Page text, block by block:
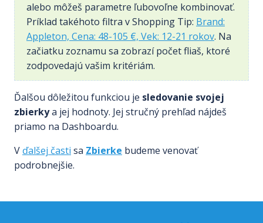
alebo môžeš parametre ľubovoľne kombinovať.
Príklad takéhoto filtra v Shopping Tip: Brand:
Appleton, Cena: 48-105 €, Vek: 12-21 rokov. Na
začiatku zoznamu sa zobrazí počet fliaš, ktoré
zodpovedajú vašim kritériám.
Ďalšou dôležitou funkciou je sledovanie svojej
zbierkya jej hodnoty. Jej stručný prehľad nájdeš
priamo na Dashboardu.
V ďalšej časti sa Zbierke budeme venovať
podrobnejšie.